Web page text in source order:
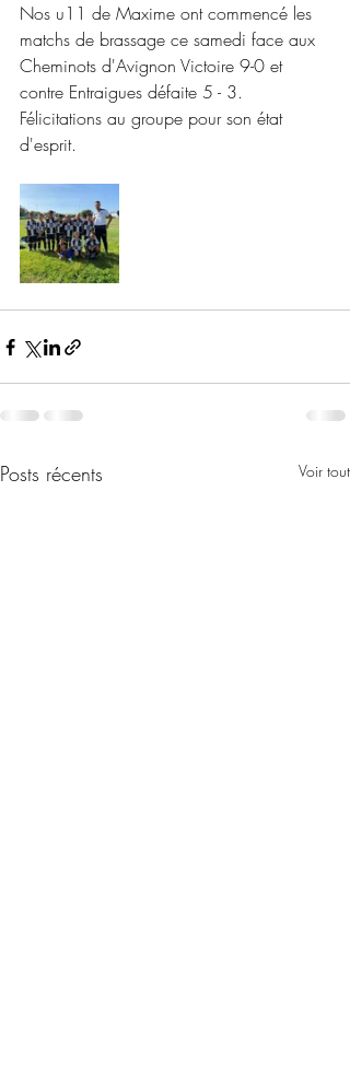
Nos u11 de Maxime ont commencé les
matchs de brassage ce samedi face aux
Cheminots d'Avignon Victoire 9-0 et
contre Entraigues défaite 5 - 3.
Félicitations au groupe pour son état
d'esprit.
Posts récents Voir tout